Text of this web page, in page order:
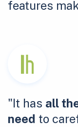
features
"It has all
need to